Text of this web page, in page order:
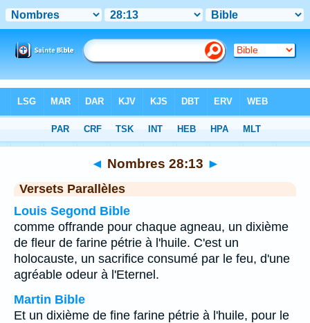
Chapitre 28> Verset 13
◄ Nombres 28:13 ►
Versets Parallèles
Louis Segond Bible
comme offrande pour chaque agneau, un dixième
de fleur de farine pétrie à l'huile. C'est un
holocauste, un sacrifice consumé par le feu, d'une
agréable odeur à l'Eternel.
Martin Bible
Et un dixième de fine farine pétrie à l'huile, pour le